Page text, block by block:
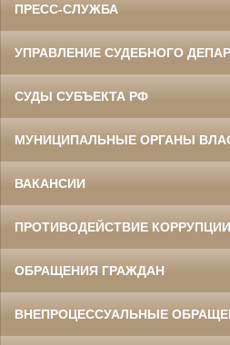
ПРЕСС-СЛУЖБА
УПРАВЛЕНИЕ СУДЕБНОГО
СУДЫ СУБЪЕКТА РФ
МУНИЦИПАЛЬНЫЕ ОРГАНЫ
ВАКАНСИИ
ПРОТИВОДЕЙСТВИЕ КОРРУПЦИИ
ОБРАЩЕНИЯ ГРАЖДАН
ВНЕПРОЦЕССУАЛЬНЫЕ